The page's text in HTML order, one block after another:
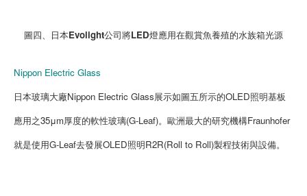
圖四、日本Evolight公司將LED燈應用在觀賞魚養殖的水族箱光源
Nippon Electric Glass
日本玻璃大廠Nippon Electric Glass展示如圖五所示的OLED照明基板
應用之35μm厚度的軟性玻璃(G-Leaf)。歐洲最大的研究機構Fraunhofer
就是使用G-Leaf去發展OLED照明R2R(Roll to Roll)製程技術與設備。